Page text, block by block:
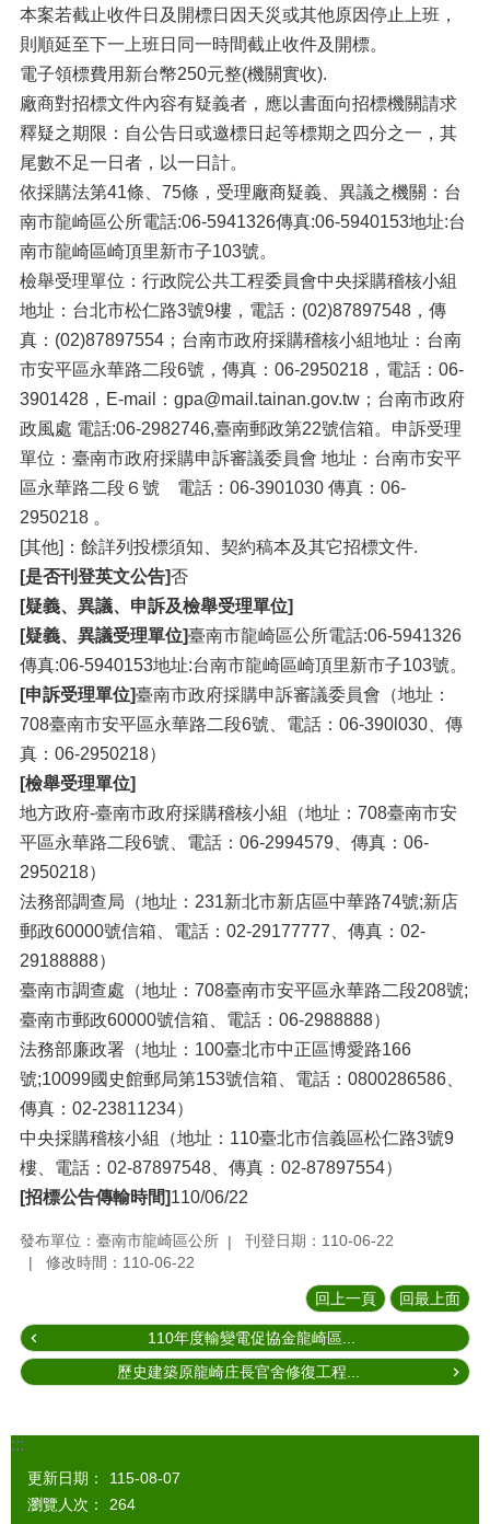
本案若截止收件日及開標日因天災或其他原因停止上班，
則順延至下一上班日同一時間截止收件及開標。
電子領標費用新台幣250元整(機關實收).
廠商對招標文件內容有疑義者，應以書面向招標機關請求
釋疑之期限：自公告日或邀標日起等標期之四分之一，其
尾數不足一日者，以一日計。
依採購法第41條、75條，受理廠商疑義、異議之機關：台
南市龍崎區公所電話:06-5941326傳真:06-5940153地址:台
南市龍崎區崎頂里新市子103號。
檢舉受理單位：行政院公共工程委員會中央採購稽核小組
地址：台北市松仁路3號9樓，電話：(02)87897548，傳
真：(02)87897554；台南市政府採購稽核小組地址：台南
市安平區永華路二段6號，傳真：06-2950218，電話：06-
3901428，E-mail：gpa@mail.tainan.gov.tw；台南市政府
政風處 電話:06-2982746,臺南郵政第22號信箱。申訴受理
單位：臺南市政府採購申訴審議委員會 地址：台南市安平
區永華路二段６號 電話：06-3901030 傳真：06-
2950218 。
[其他]：餘詳列投標須知、契約稿本及其它招標文件.
[是否刊登英文公告]否
[疑義、異議、申訴及檢舉受理單位]
[疑義、異議受理單位]臺南市龍崎區公所電話:06-5941326
傳真:06-5940153地址:台南市龍崎區崎頂里新市子103號。
[申訴受理單位]臺南市政府採購申訴審議委員會（地址：
708臺南市安平區永華路二段6號、電話：06-390l030、傳
真：06-2950218）
[檢舉受理單位]
地方政府-臺南市政府採購稽核小組（地址：708臺南市安
平區永華路二段6號、電話：06-2994579、傳真：06-
2950218）
法務部調查局（地址：231新北市新店區中華路74號;新店
郵政60000號信箱、電話：02-29177777、傳真：02-
29188888）
臺南市調查處（地址：708臺南市安平區永華路二段208號;
臺南市郵政60000號信箱、電話：06-2988888）
法務部廉政署（地址：100臺北市中正區博愛路166
號;10099國史館郵局第153號信箱、電話：0800286586、
傳真：02-23811234）
中央採購稽核小組（地址：110臺北市信義區松仁路3號9
樓、電話：02-87897548、傳真：02-87897554）
[招標公告傳輸時間]110/06/22
發布單位：臺南市龍崎區公所
刊登日期：110-06-22
修改時間：110-06-22
回上一頁 回最上面
110年度輸變電促協金龍崎區...
歷史建築原龍崎庄長官舍修復工程...
:::
更新日期：
115-08-07
瀏覽人次：
264